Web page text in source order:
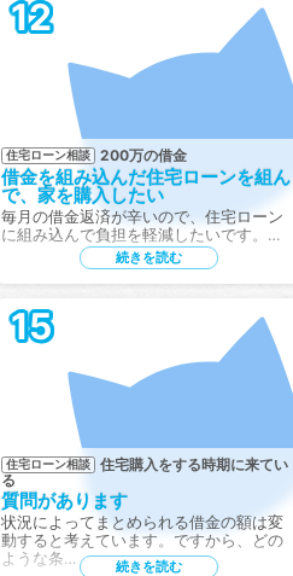
12
住宅ローン相談 200万の借金
借金を組み込んだ住宅ローンを組ん
で、家を購入したい
毎月の借金返済が辛いので、住宅ローン
に組み込んで負担を軽減したいです。…
続きを読む
15
住宅ローン相談
住宅購入をする時期に来てい
る
質問があります
状況によってまとめられる借金の額は変
動すると考えています。ですから、どの
ような条…
続きを読む